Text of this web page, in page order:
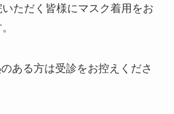
ただく皆様にマスク着用をお
ある方は受診をお控えくださ